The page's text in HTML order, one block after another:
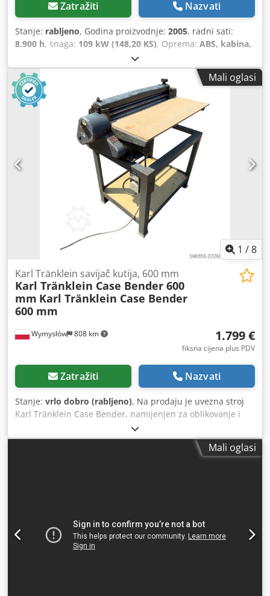
Zatražiti Nazvati
Stanje: rabljeno, Godina proizvodnje: 2005, radni sati:
8.900 h, snaga: 109 kW (148,20 KS), Oprema: ABS, kabina,
klima uređaj, pogon na sva četiri kotača
5.868 kg Duljina: 4.692 mm Širina: 2.507 mm Visina: 2.997
mm Međuosovinski razmak: 2.723 mm Nazivna snaga:
105,9 kW, 144 KS Nazivna brzina: 2.200 o/min Broj
cilindara: 6 Zapremnina: 7.480 cm³ Dcodpfx Aewlmt Ijkkjk
Povećanje okretnog momenta: 51,3 Pogon na sva četiri
Mali oglasi
1 /8
Wymysłów 808 km
Karl Tränklein savijač kutija, 600 mm
Karl Tränklein Case Bender 600
mm Karl Tränklein Case Bender
600 mm
1.799 €
fiksna cijena plus PDV
Zatražiti Nazvati
Stanje: vrlo dobro (rabljeno), Na prodaju je uvezna stroj
Karl Tränklein Case Bender, namijenjen za oblikovanje i
savijanje hrbata korica knjiga u tvrdom uvezu. Uređaj daje
koricama odgovarajući radijus, što omogućuje savršeno
prianjanje uz knjižni blok. Stroj je opremljen podesivim
Podešavanje pritiska valjaka Stabilna lijevana konstrukcija
Električni pogon Radni stol Stanje: rabljeno Primjena:
proizvodnja knjiga u tvrdom uvezu, uvezne radionice,
Mali oglasi